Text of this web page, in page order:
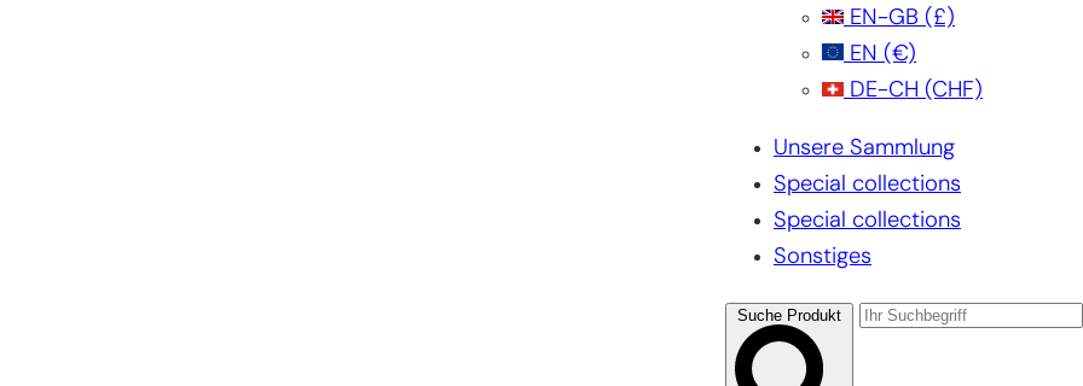
EN-GB (£)
EN (€)
DE-CH (CHF)
Unsere Sammlung
Special collections
Special collections
Sonstiges
Suche Produkt